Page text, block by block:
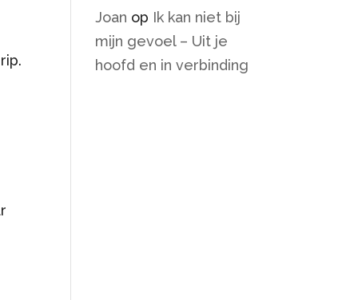
Joan op Ik kan niet bij
mijn gevoel – Uit je
hoofd en in verbinding